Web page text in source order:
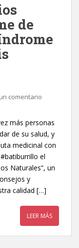
de
comentario
más personas
de su salud, y
medicinal con
el
Naturales”, un
y
calidad […]
LEER MÁS